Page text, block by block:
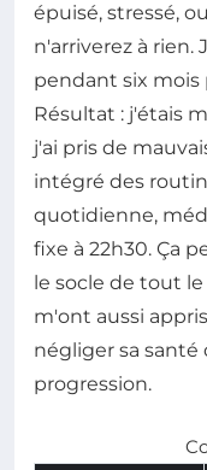
épuisé, stressé,
n'arriverez à rien.
pendant six mois
Résultat : j'étais
j'ai pris de
intégré des
quotidienne,
fixe à 22h30. Ça
le socle de tout
m'ont aussi
négliger sa
progression.